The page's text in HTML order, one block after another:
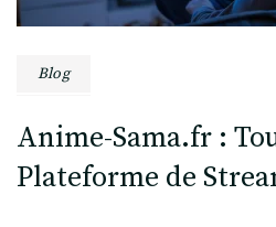
Blog
Anime-Sama.fr :
Plateforme de